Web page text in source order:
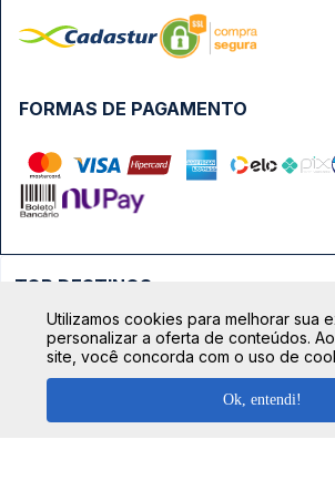
FORMAS DE PAGAMENTO
TOP DESTINOS
Ônibus Rio de Janeiro
Ônibus São Paulo
TOP VIAÇÕES
Passagens Cometa
Passagens Gontijo
Utilizamos cookies para melhorar sua
personalizar a oferta de conteúdos.
site, você concorda com o uso de
Ok, entendi!